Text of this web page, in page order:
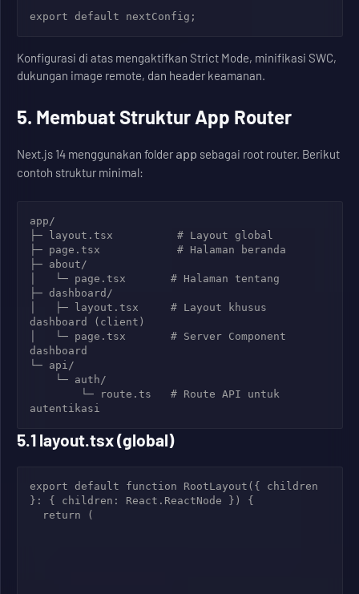
export default nextConfig;
Konfigurasi di atas mengaktifkan Strict Mode, minifikasi SWC,
dukungan image remote, dan header keamanan.
5. Membuat Struktur App Router
Next.js 14 menggunakan folder app sebagai root router. Berikut
contoh struktur minimal:
app/
├─ layout.tsx          # Layout global
├─ page.tsx            # Halaman beranda
├─ about/
│   └─ page.tsx       # Halaman tentang
├─ dashboard/
│   ├─ layout.tsx     # Layout khusus
dashboard (client)
│   └─ page.tsx       # Server Component
dashboard
└─ api/
5.1 layout.tsx (global)
export default function RootLayout({ children
}: { children: React.ReactNode }) {